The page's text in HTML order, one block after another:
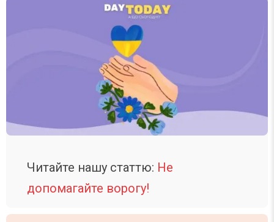
Читайте нашу статтю: Не
допомагайте ворогу!